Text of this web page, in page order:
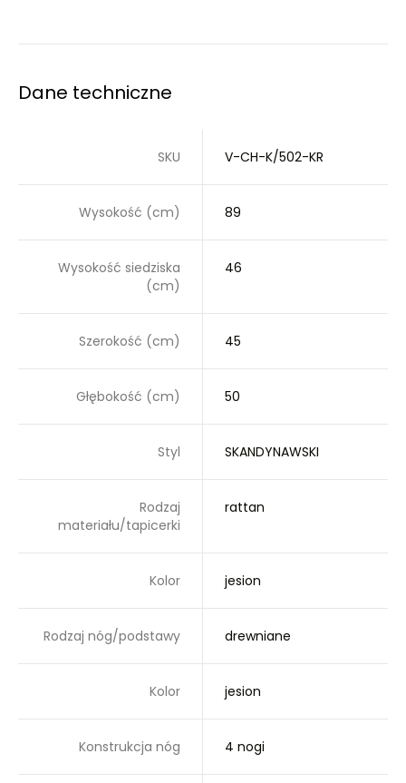
Dane techniczne
SKU V-CH-K/502-KR
Wysokość (cm) 89
Wysokość siedziska
(cm)
46
Szerokość (cm) 45
Głębokość (cm) 50
Styl SKANDYNAWSKI
Rodzaj
materiału/tapicerki
rattan
Kolor jesion
Rodzaj nóg/podstawy drewniane
Kolor jesion
Konstrukcja nóg 4 nogi